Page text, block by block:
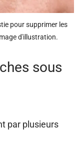
pour supprimer les
d'illustration.
sous
par plusieurs